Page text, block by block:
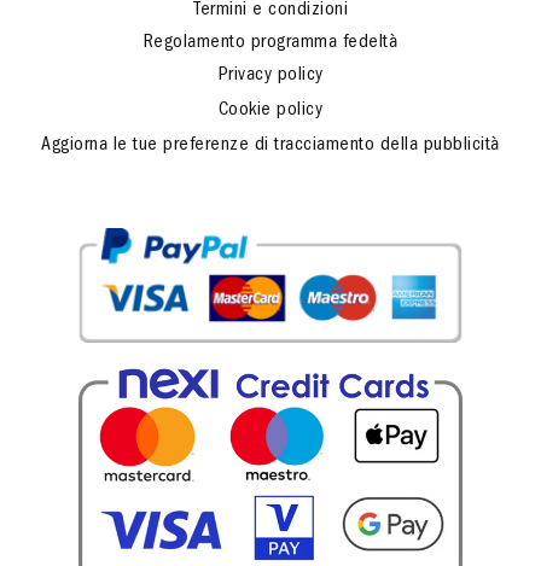
Termini e condizioni
Regolamento programma fedeltà
Privacy policy
Cookie policy
Aggiorna le tue preferenze di tracciamento della pubblicità